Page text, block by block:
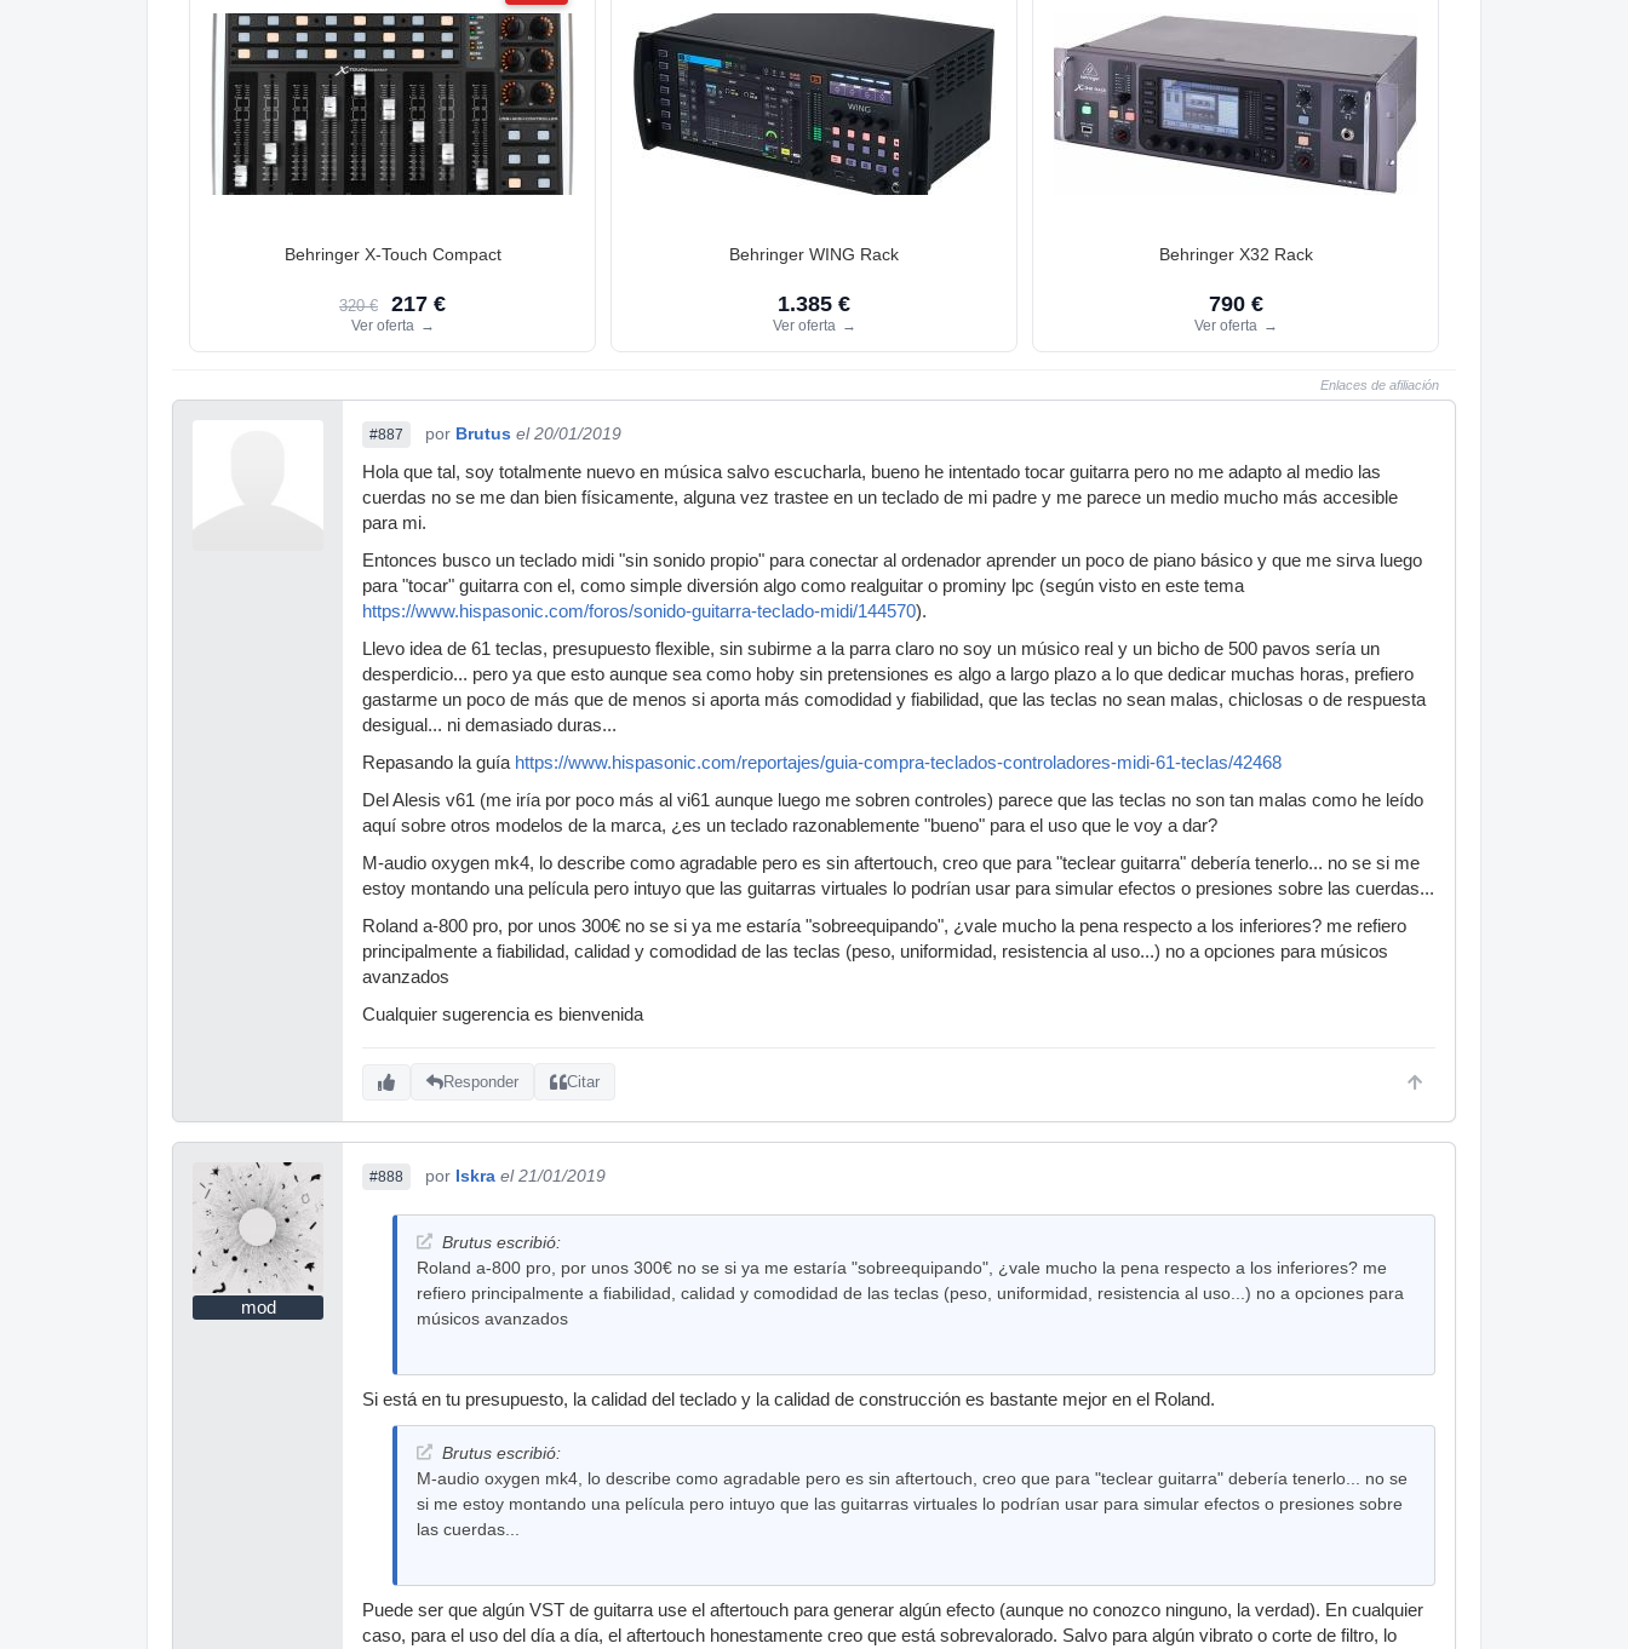
Behringer X-Touch Compact
320 € 217 €
Ver oferta →
Behringer WING Rack
1.385 €
Ver oferta →
Behringer X32 Rack
790 €
Ver oferta →
Enlaces de afiliación
#887 por Brutus el 20/01/2019
Hola que tal, soy totalmente nuevo en música salvo escucharla, bueno he intentado tocar guitarra pero no me adapto al medio las
cuerdas no se me dan bien físicamente, alguna vez trastee en un teclado de mi padre y me parece un medio mucho más accesible
para mi.
Entonces busco un teclado midi "sin sonido propio" para conectar al ordenador aprender un poco de piano básico y que me sirva luego
para "tocar" guitarra con el, como simple diversión algo como realguitar o prominy lpc (según visto en este tema
https://www.hispasonic.com/foros/sonido-guitarra-teclado-midi/144570).
Llevo idea de 61 teclas, presupuesto flexible, sin subirme a la parra claro no soy un músico real y un bicho de 500 pavos sería un
desperdicio... pero ya que esto aunque sea como hoby sin pretensiones es algo a largo plazo a lo que dedicar muchas horas, prefiero
gastarme un poco de más que de menos si aporta más comodidad y fiabilidad, que las teclas no sean malas, chiclosas o de respuesta
desigual... ni demasiado duras...
Repasando la guía https://www.hispasonic.com/reportajes/guia-compra-teclados-controladores-midi-61-teclas/42468
Del Alesis v61 (me iría por poco más al vi61 aunque luego me sobren controles) parece que las teclas no son tan malas como he leído
aquí sobre otros modelos de la marca, ¿es un teclado razonablemente "bueno" para el uso que le voy a dar?
M-audio oxygen mk4, lo describe como agradable pero es sin aftertouch, creo que para "teclear guitarra" debería tenerlo... no se si me
estoy montando una película pero intuyo que las guitarras virtuales lo podrían usar para simular efectos o presiones sobre las cuerdas...
Roland a-800 pro, por unos 300€ no se si ya me estaría "sobreequipando", ¿vale mucho la pena respecto a los inferiores? me refiero
principalmente a fiabilidad, calidad y comodidad de las teclas (peso, uniformidad, resistencia al uso...) no a opciones para músicos
avanzados
Cualquier sugerencia es bienvenida
Responder Citar
mod
#888 por Iskra el 21/01/2019
Brutus escribió:
Roland a-800 pro, por unos 300€ no se si ya me estaría "sobreequipando", ¿vale mucho la pena respecto a los inferiores? me
refiero principalmente a fiabilidad, calidad y comodidad de las teclas (peso, uniformidad, resistencia al uso...) no a opciones para
músicos avanzados
Si está en tu presupuesto, la calidad del teclado y la calidad de construcción es bastante mejor en el Roland.
Brutus escribió:
M-audio oxygen mk4, lo describe como agradable pero es sin aftertouch, creo que para "teclear guitarra" debería tenerlo... no se
si me estoy montando una película pero intuyo que las guitarras virtuales lo podrían usar para simular efectos o presiones sobre
las cuerdas...
Puede ser que algún VST de guitarra use el aftertouch para generar algún efecto (aunque no conozco ninguno, la verdad). En cualquier
caso, para el uso del día a día, el aftertouch honestamente creo que está sobrevalorado. Salvo para algún vibrato o corte de filtro, lo